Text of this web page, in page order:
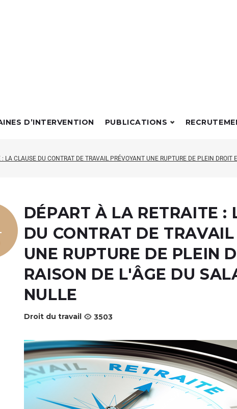
D’INTERVENTION PUBLICATIONS
: LA CLAUSE DU CONTRAT DE TRAVAIL PRÉVOYANT UNE RUPTURE DE PLEIN DROIT
DÉPART À LA RETRAITE :
DU CONTRAT DE
UNE RUPTURE DE PLEIN
RAISON DE L'ÂGE DU
NULLE
Droit du travail 3503